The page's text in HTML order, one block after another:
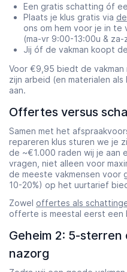
Een gratis schatting óf
Plaats je klus gratis via
ons om hem voor je in
(ma-vr 9:00-13:00u &
Jij óf de vakman koopt
Voor €9,95 biedt de vakman
zijn arbeid (en materialen
aan.
Offertes versus
Samen met het
repareren klus sturen we je
de ~€1.000 raden wij je
vragen, niet alleen voor
de meeste vakmensen voor
10-20%) op het uurtarief
Zowel offertes als
offerte is meestal eerst een
Geheim 2: 5-
nazorg